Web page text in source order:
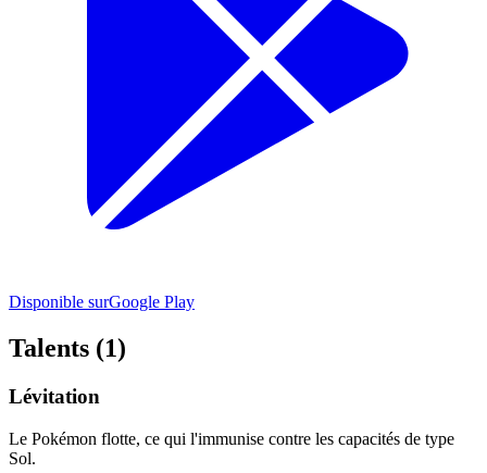
Disponible surGoogle Play
Talents (1)
Lévitation
Le Pokémon flotte, ce qui l'immunise contre les capacités de type
Sol.